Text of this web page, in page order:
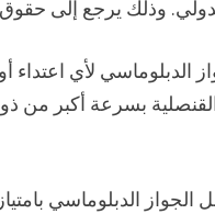
وذلك يرجع إلى حقوق
لأي اعتداء أو
بسرعة أكبر من
الجواز الدبلوماسي